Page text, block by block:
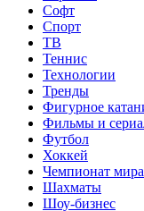
Софт
Спорт
ТВ
Теннис
Технологии
Тренды
Фигурное
Фильмы и
Футбол
Хоккей
Чемпионат
Шахматы
Шоу-бизнес